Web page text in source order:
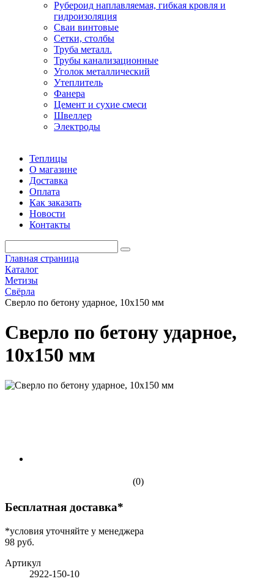
Рубероид наплавляемая, гибкая кровля и
гидроизоляция
Сваи винтовые
Сетки, столбы
Труба металл.
Трубы канализационные
Уголок металлический
Утеплитель
Фанера
Цемент и сухие смеси
Швеллер
Электроды
Теплицы
О магазине
Доставка
Оплата
Как заказать
Новости
Контакты
Главная страница
Каталог
Метизы
Свёрла
Сверло по бетону ударное, 10х150 мм
Сверло по бетону ударное,
10х150 мм
(0)
Бесплатная доставка*
*условия уточняйте у менеджера
98 руб.
Артикул
2922-150-10